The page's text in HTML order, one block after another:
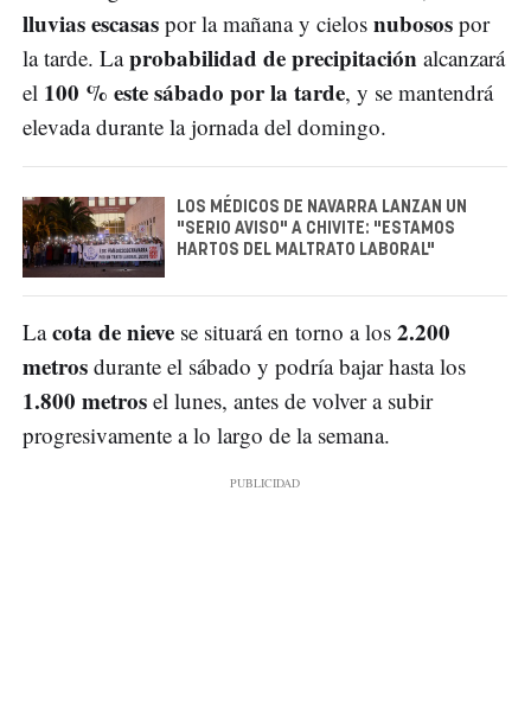
lluvias escasas por la mañana y cielos nubosos por
la tarde. Laprobabilidad de precipitación alcanzará
el 100 % este sábado por la tarde, y se mantendrá
elevada durante la jornada del domingo.
LOS MÉDICOS DE NAVARRA LANZAN UN
"SERIO AVISO" A CHIVITE: "ESTAMOS
HARTOS DEL MALTRATO LABORAL"
Lacota de nieve se situará en torno a los 2.200
metros durante el sábado y podría bajar hasta los
1.800 metros el lunes, antes de volver a subir
progresivamente a lo largo de la semana.